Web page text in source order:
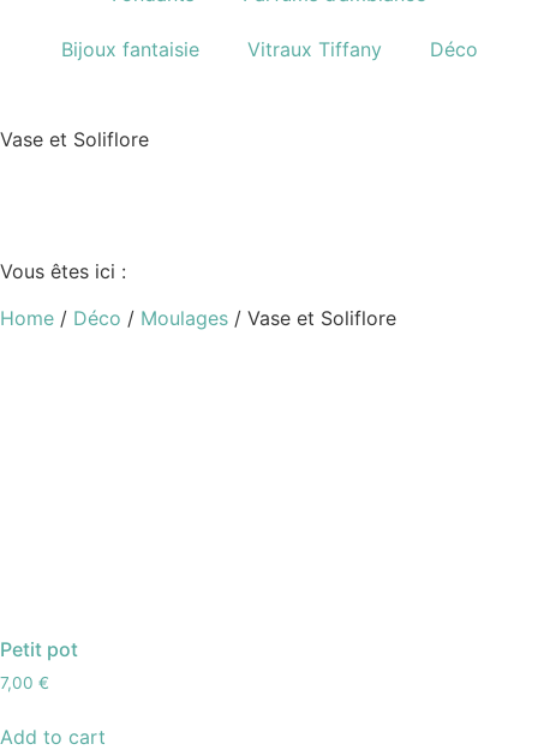
Bijoux fantaisie Vitraux Tiffany Déco
Vase et Soliflore
Vous êtes ici :
Home / Déco / Moulages / Vase et Soliflore
Petit pot
7,00 €
Add to cart